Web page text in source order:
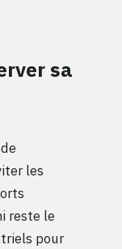
sa
les
reste le
pour